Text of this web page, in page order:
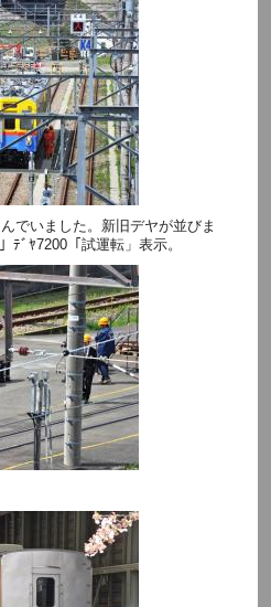
でいました。新旧デヤが並びま
ﾞﾔ7200「試運転」表示。